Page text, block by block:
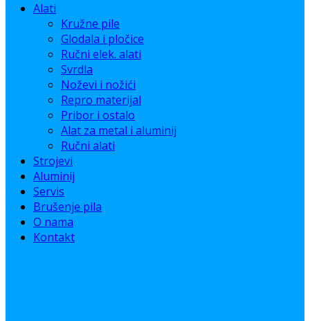
Alati
Kružne pile
Glodala i pločice
Ručni elek. alati
Svrdla
Noževi i nožići
Repro materijal
Pribor i ostalo
Alat za metal i aluminij
Ručni alati
Strojevi
Aluminij
Servis
Brušenje pila
O nama
Kontakt